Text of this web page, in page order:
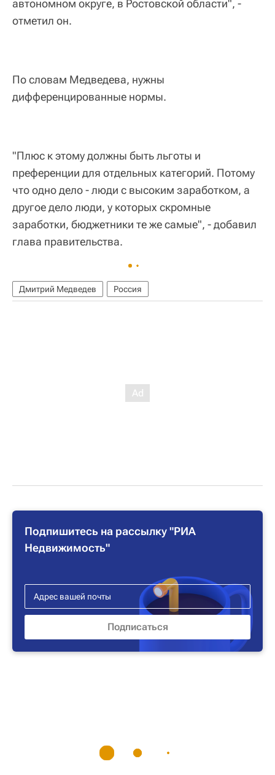
автономном округе, в Ростовской области", -
отметил он.
По словам Медведева, нужны
дифференцированные нормы.
"Плюс к этому должны быть льготы и
преференции для отдельных категорий. Потому
что одно дело - люди с высоким заработком, а
другое дело люди, у которых скромные
заработки, бюджетники те же самые", - добавил
глава правительства.
Дмитрий Медведев Россия
Подпишитесь на рассылку "РИА
Недвижимость"